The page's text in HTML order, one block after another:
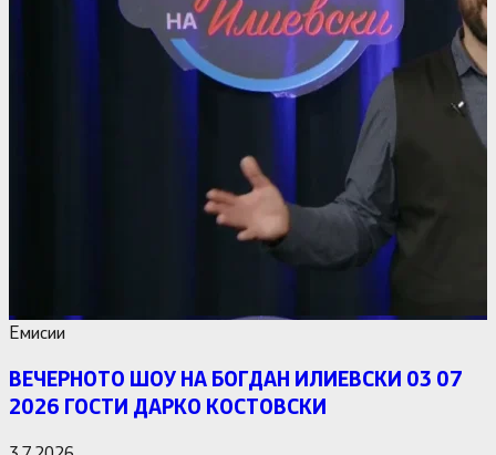
Емисии
ВЕЧЕРНОТО ШОУ НА БОГДАН ИЛИЕВСКИ 03 07
2026 ГОСТИ ДАРКО КОСТОВСКИ